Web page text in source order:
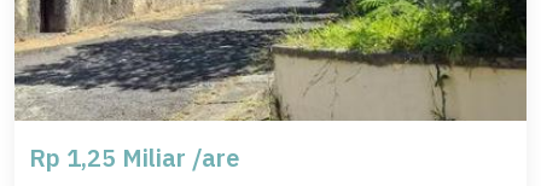
Rp 1,25 Miliar /are